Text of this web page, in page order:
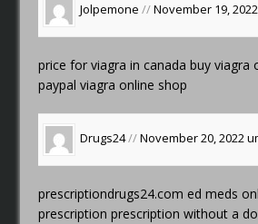
Jolpemone //November 19,
price for viagra in canadabuy viagra
paypal viagra online shop
Drugs24//November 20, 2022
prescriptiondrugs24.com ed meds
prescriptionprescription without a